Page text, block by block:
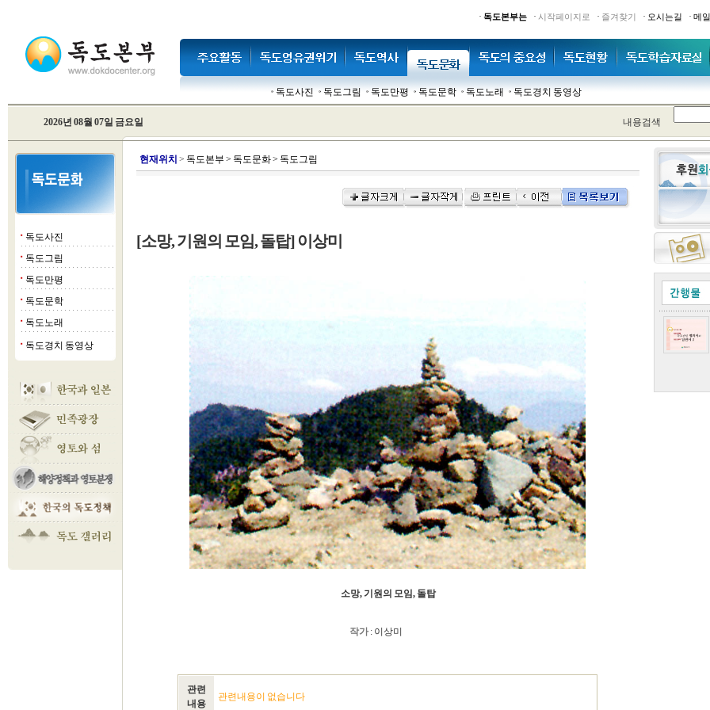
· 독도본부는 · 시작페이지로 · 즐겨찾기 · 오시는길 · 메
독도사진 독도그림 독도만평 독도문학 독도노래 독도경치 동영상
2026년 08월 07일 금요일 내용검색
■ 독도사진
■ 독도그림
■ 독도만평
■ 독도문학
■ 독도노래
■ 독도경치 동영상
현재위치 > 독도본부 > 독도문화> 독도그림
[소망, 기원의 모임, 돌탑] 이상미
소망, 기원의 모임, 돌탑
작가 : 이상미
관련
내용
관련내용이 없습니다